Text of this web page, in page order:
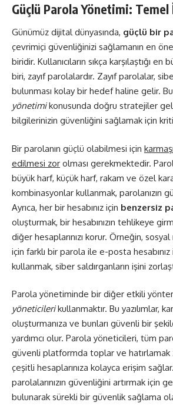
Güçlü Parola Yönetimi:
Günümüz dijital dünyasında, güçlü bir
çevrimiçi güvenliğinizi sağlamanın en
biridir. Kullanıcıların sıkça karşılaştığı
biri, zayıf parolalardır. Zayıf parolalar,
bulunması kolay bir hedef haline gelir.
yönetimikonusunda doğru stratejiler
bilgilerinizin güvenliğini sağlamak için
Bir parolanın güçlü olabilmesi için
edilmesi zor olması gerekmektedir.
büyük harf, küçük harf, rakam ve özel
kombinasyonlar kullanmak, parolanızın
Ayrıca, her bir hesabınız için benzersiz
oluşturmak, bir hesabınızın tehlikeye
diğer hesaplarınızı korur. Örneğin,
için farklı bir parola ile e-posta
kullanmak, siber saldırganların işini
Parola yönetiminde bir diğer etkili
yöneticilerikullanmaktır. Bu yazılımlar,
oluşturmanıza ve bunları güvenli bir
yardımcı olur. Parola yöneticileri, tüm
güvenli platformda toplar ve hatırlamak
çeşitli hesaplarınıza kolayca erişim
parolalarınızın güvenliğini artırmak için
bulunarak sürekli bir güvenlik sağlama